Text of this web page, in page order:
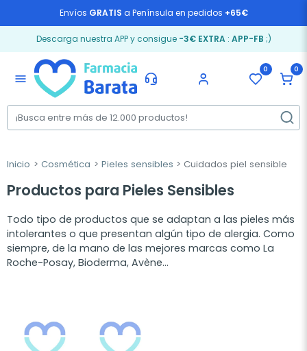
Envíos GRATIS a Península en pedidos +65€
Descarga nuestra APP y consigue -3€ EXTRA: APP-FB ;)
menu
0 0
Inicio Cosmética Pieles sensibles Cuidados piel sensible
Productos para Pieles Sensibles
Todo tipo de productos que se adaptan a las pieles más
intolerantes o que presentan algún tipo de alergia. Como
siempre, de la mano de las mejores marcas como La
Roche-Posay, Bioderma, Avène...